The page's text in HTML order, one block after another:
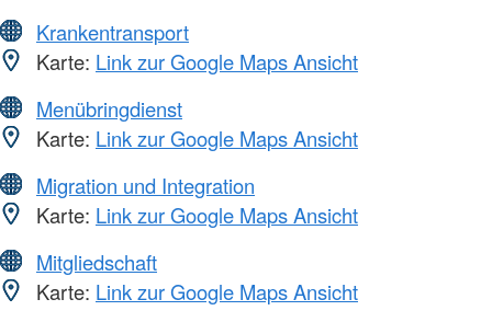
Krankentransport
Karte: Link zur Google Maps Ansicht
Menübringdienst
Karte: Link zur Google Maps Ansicht
Migration und Integration
Karte: Link zur Google Maps Ansicht
Mitgliedschaft
Karte: Link zur Google Maps Ansicht